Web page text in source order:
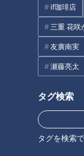
if珈琲店
三重 花咲
友廣南実
瀬藤亮太
タグ検索
タグを検索
も変わった特徴